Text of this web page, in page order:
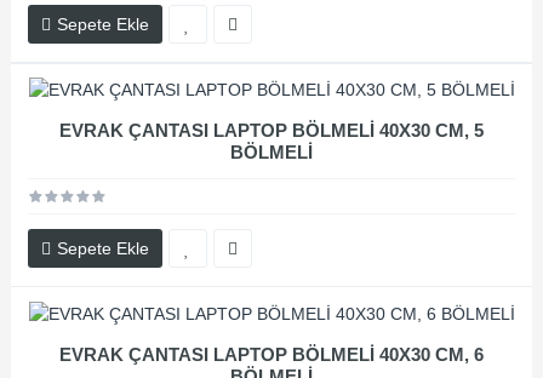
Sepete Ekle
EVRAK ÇANTASI LAPTOP BÖLMELİ 40X30 CM, 5
BÖLMELİ
Sepete Ekle
EVRAK ÇANTASI LAPTOP BÖLMELİ 40X30 CM, 6